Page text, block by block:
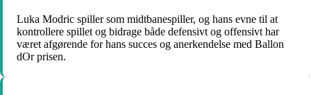
Luka Modric spiller som midtbanespiller, og hans evne til at
kontrollere spillet og bidrage både defensivt og offensivt har
været afgørende for hans succes og anerkendelse med Ballon
dOr prisen.